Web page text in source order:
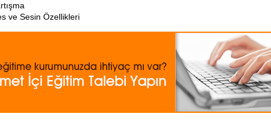
ve Sesin Özellikleri